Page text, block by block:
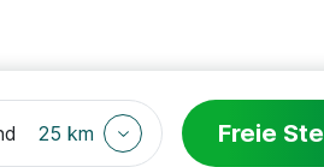
25 km Freie